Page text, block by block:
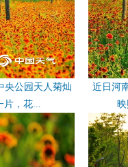
央公园天人菊灿
片，花...
近日河